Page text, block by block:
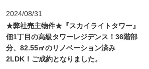
2024/08/31
★弊社売主物件★『スカイライトタワー』
佃1丁目の高級タワーレジデンス！36階部
分、82.55㎡のリノベーション済み
2LDK！ご成約となりました。